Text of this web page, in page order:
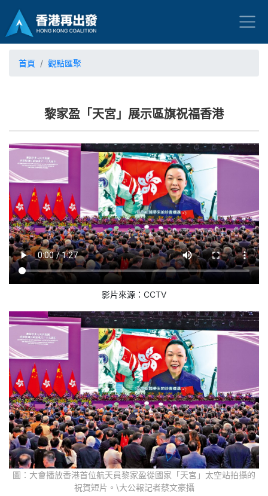
首頁 觀點匯聚
黎家盈「天宮」展示區旗祝福香港
影片來源：CCTV
圖：大會播放香港首位航天員黎家盈從國家「天宮」太空站拍攝的
祝賀短片。\大公報記者蔡文豪攝